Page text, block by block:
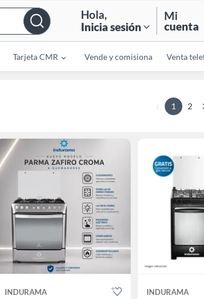
Hola,
Inicia sesión
Mi
cuenta
Tarjeta CMR Vende y comisiona Venta
1 2
INDURAMA INDURAMA